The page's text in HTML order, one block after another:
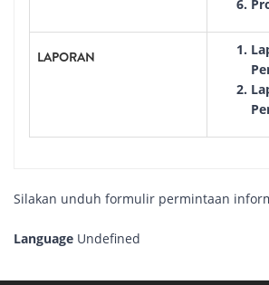
LAPORAN
Silakan unduh formulir permintaan
Language Undefined